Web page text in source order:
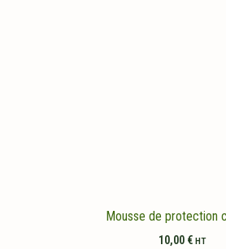
Mousse de protection
10,00 € HT